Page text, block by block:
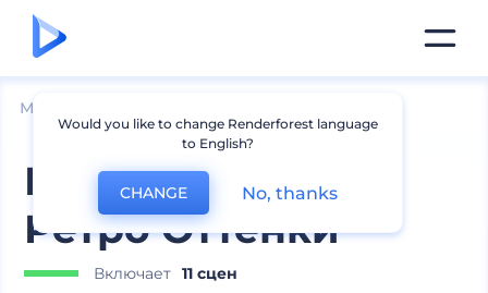
Мокапы
Набор Мокапов
Ретро Оттенки
Включает 11 сцен
Would you like to change Renderforest language
to English?
CHANGE No, thanks